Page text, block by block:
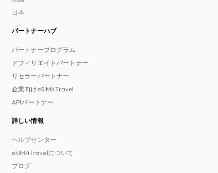
日本
パートナーハブ
パートナープログラム
アフィリエイトパートナー
リセラーパートナー
企業向けeSIM4Travel
APIパートナー
詳しい情報
ヘルプセンター
eSIM4Travelについて
ブログ